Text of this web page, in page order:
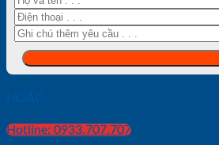
HOẶC
Hotline: 0933.707.707